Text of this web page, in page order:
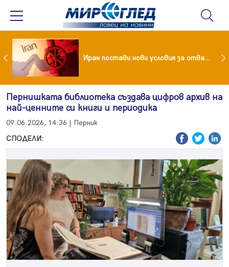
Как кетогенната диета се отразява на някои психични разстройства Иран постави нови условия за отварянето на Ормузкия проток
Пернишката библиотека създава цифров архив на
най-ценните си книги и периодика
09.06.2026, 14:36 | Перник
СПОДЕЛИ: